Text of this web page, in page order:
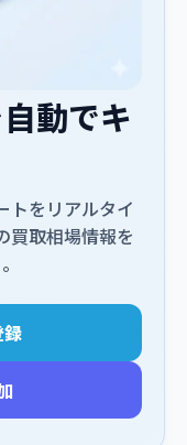
動でキ
トをリアルタイ
買取相場情報を